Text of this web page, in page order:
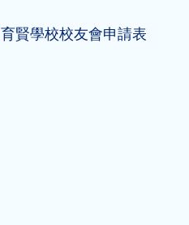
育賢學校校友會申請表